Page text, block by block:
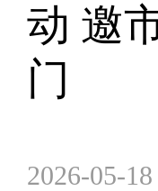
动 邀
门
2026-05-18